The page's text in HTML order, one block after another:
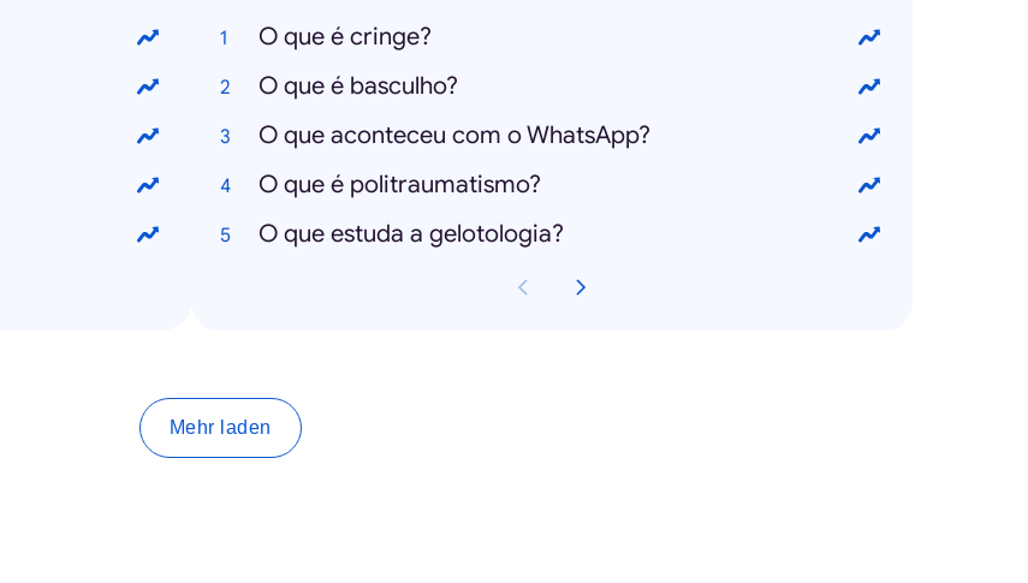
O que é cringe?
O que é basculho?
O que aconteceu com o WhatsApp?
O que é politraumatismo?
O que estuda a gelotologia?
Mehr laden